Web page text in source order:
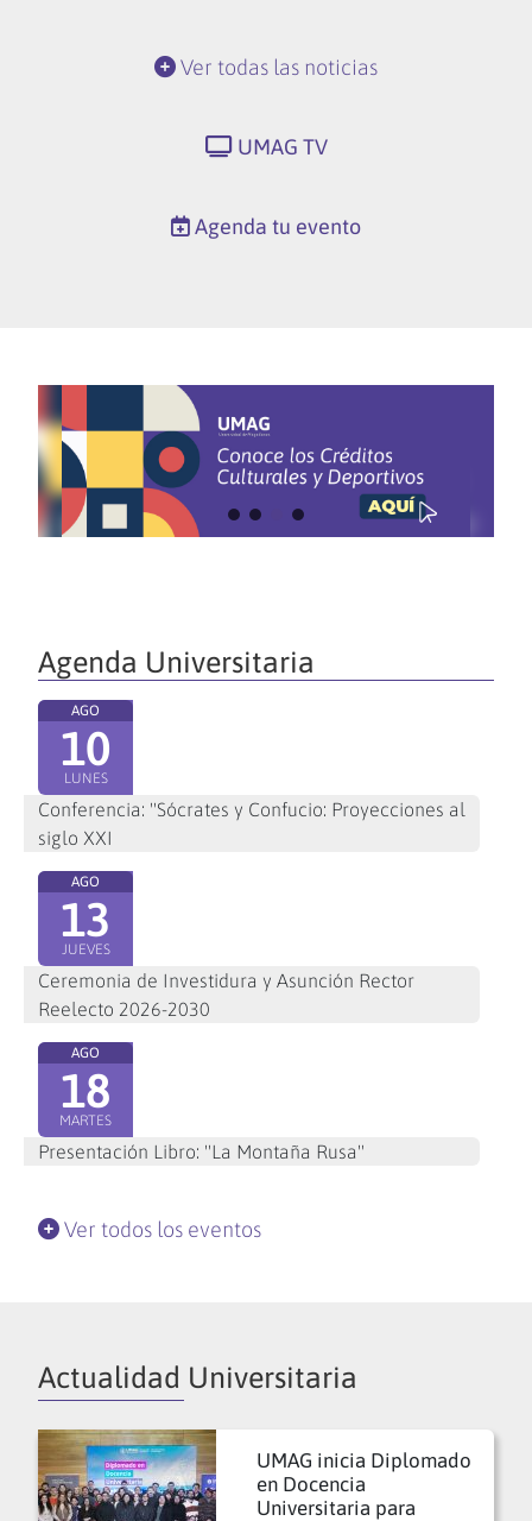
Ver todas las noticias
UMAG TV
Agenda tu evento
Agenda Universitaria
AGO
10
LUNES
Conferencia: "Sócrates y Confucio: Proyecciones al
siglo XXI
AGO
13
JUEVES
Ceremonia de Investidura y Asunción Rector
Reelecto 2026-2030
AGO
18
MARTES
Presentación Libro: "La Montaña Rusa"
Ver todos los eventos
Actualidad Universitaria
UMAG inicia Diplomado
en Docencia
Universitaria para